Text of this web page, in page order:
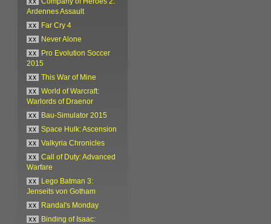
Ardennes Assault
xx
Far Cry 4
xx
Never Alone
xx
Pro Evolution Soccer
2015
xx
This War of Mine
xx
World of Warcraft:
Warlords of Draenor
xx
Bau-Simulator 2015
xx
Space Hulk: Ascension
xx
Valkyria Chronicles
xx
Call of Duty: Advanced
Warfare
xx
Lego Batman 3:
Jenseits von Gotham
xx
Randal's Monday
xx
Binding of Isaac: